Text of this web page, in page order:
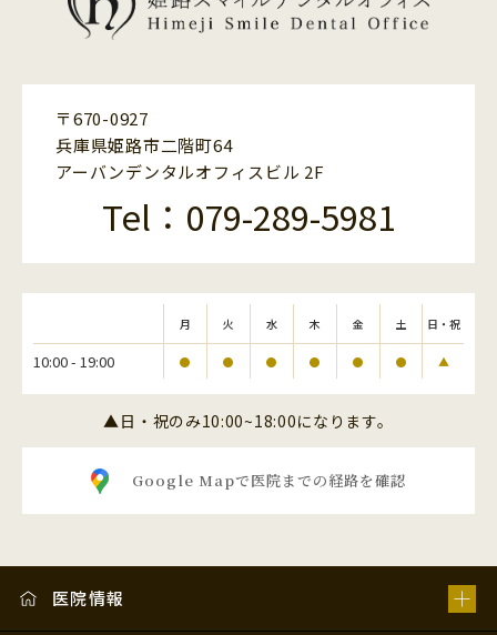
〒670-0927
兵庫県姫路市二階町64
アーバンデンタルオフィスビル 2F
Tel：079-289-5981
月 火 水 木 金 土 日・祝
10:00 - 19:00 ● ● ● ● ● ● ▲
▲日・祝のみ10:00~18:00になります。
Google Mapで医院までの経路を確認
医院情報